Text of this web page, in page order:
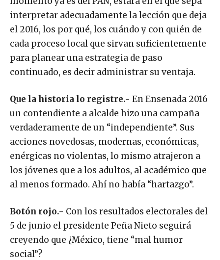
interpretar adecuadamente la lección que deja
el 2016, los por qué, los cuándo y con quién de
cada proceso local que sirvan suficientemente
para planear una estrategia de paso
continuado, es decir administrar su ventaja.
Que la historia lo registre.- En Ensenada 2016
un contendiente a alcalde hizo una campaña
verdaderamente de un “independiente”. Sus
acciones novedosas, modernas, económicas,
enérgicas no violentas, lo mismo atrajeron a
los jóvenes que a los adultos, al académico que
al menos formado. Ahí no había “hartazgo”.
Botón rojo.- Con los resultados electorales del
5 de junio el presidente Peña Nieto seguirá
creyendo que ¿México, tiene “mal humor
social”?